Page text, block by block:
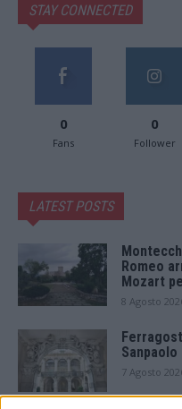
STAY CONNECTED
0
Fans
0
Follower
LATEST POSTS
Romeo
Mozart
8 Agosto
7 Agosto